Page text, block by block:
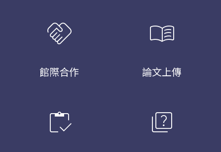
handshake
館際合作
menu_book
論文上傳
inventory quiz